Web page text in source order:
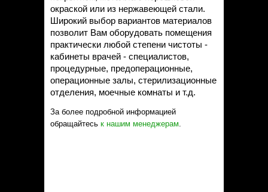
окраской или из нержавеющей стали.
Широкий выбор вариантов материалов
позволит Вам оборудовать помещения
практически любой степени чистоты -
кабинеты врачей - специалистов,
процедурные, предоперационные,
операционные залы, стерилизационные
отделения, моечные комнаты и т.д.
За более подробной информацией
обращайтесь к нашим менеджерам.